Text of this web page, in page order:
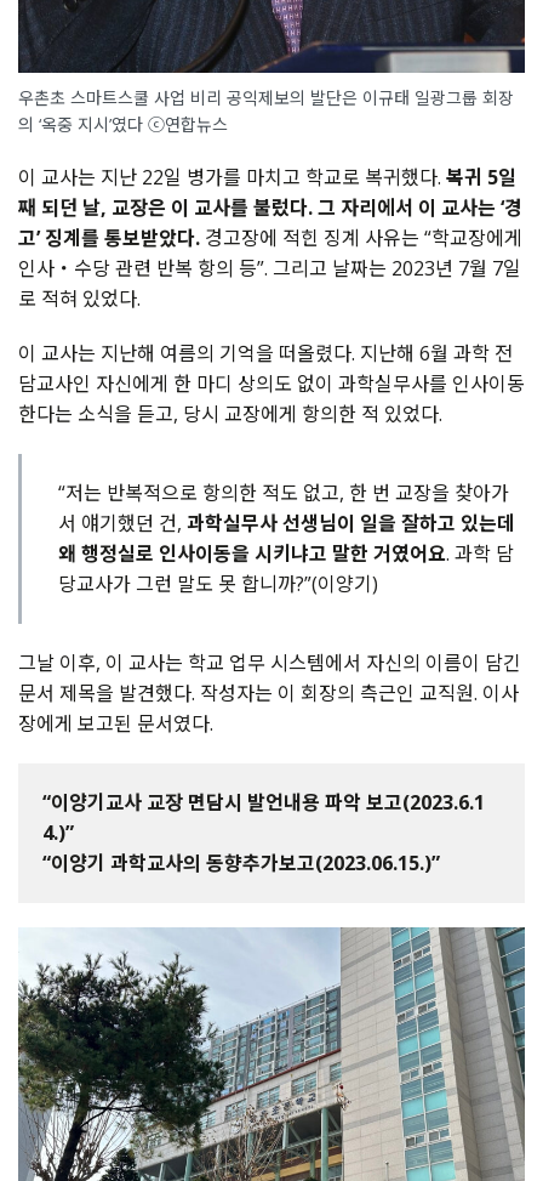
우촌초 스마트스쿨 사업 비리 공익제보의 발단은 이규태 일광그룹 회장
의 ‘옥중 지시’였다 ⓒ연합뉴스
이 교사는 지난 22일 병가를 마치고 학교로 복귀했다. 복귀 5일
째 되던 날, 교장은 이 교사를 불렀다. 그 자리에서 이 교사는 ‘경
고’ 징계를 통보받았다. 경고장에 적힌 징계 사유는 “학교장에게
인사・수당 관련 반복 항의 등”. 그리고 날짜는 2023년 7월 7일
로 적혀 있었다.
이 교사는 지난해 여름의 기억을 떠올렸다. 지난해 6월 과학 전
담교사인 자신에게 한 마디 상의도 없이 과학실무사를 인사이동
한다는 소식을 듣고, 당시 교장에게 항의한 적 있었다.
“저는 반복적으로 항의한 적도 없고, 한 번 교장을 찾아가
서 얘기했던 건, 과학실무사 선생님이 일을 잘하고 있는데
왜 행정실로 인사이동을 시키냐고 말한 거였어요. 과학 담
당교사가 그런 말도 못 합니까?”(이양기)
그날 이후, 이 교사는 학교 업무 시스템에서 자신의 이름이 담긴
문서 제목을 발견했다. 작성자는 이 회장의 측근인 교직원. 이사
장에게 보고된 문서였다.
“이양기교사 교장 면담시 발언내용 파악 보고(2023.6.1
4.)”
“이양기 과학교사의 동향추가보고(2023.06.15.)”